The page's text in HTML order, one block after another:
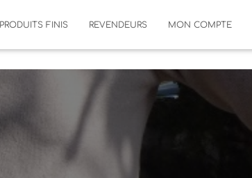
PRODUITS FINIS REVENDEURS MON COMPTE